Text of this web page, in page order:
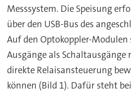
Messsystem. Die Speisung
über den USB-Bus des
Auf den Optokoppler-
Ausgänge als
direkte Relaisansteuerung
können (Bild 1). Dafür steht